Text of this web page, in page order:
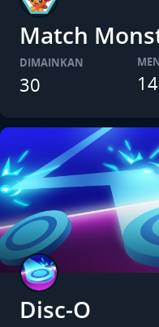
Match
DIMAINKAN
30 14
Disc-O